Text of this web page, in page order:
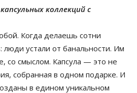
коллекций с
Когда делаешь сотни
устали от банальности. Им
со смыслом. Капсула — это не
собранная в одном подарке. И
в едином уникальном